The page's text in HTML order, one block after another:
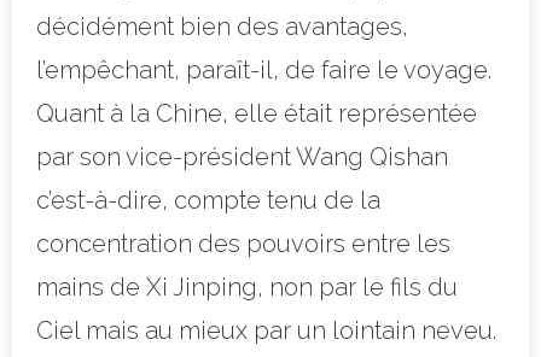
décidément bien des avantages,
l’empêchant, paraît-il, de faire le voyage.
Quant à la Chine, elle était représentée
par son vice-président Wang Qishan
c’est-à-dire, compte tenu de la
concentration des pouvoirs entre les
mains de Xi Jinping, non par le fils du
Ciel mais au mieux par un lointain neveu.